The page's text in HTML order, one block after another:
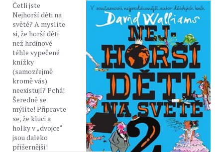
Četli jste
Nejhorší děti na
světě? A myslíte
si, že horší děti
než hrdinové
téhle vypečené
knížky
(samozřejmě
kromě vás)
neexistují? Pchá!
Šeredně se
mýlíte! Připravte
se, že kluci a
holky v „dvojce“
jsou daleko
příšernější!